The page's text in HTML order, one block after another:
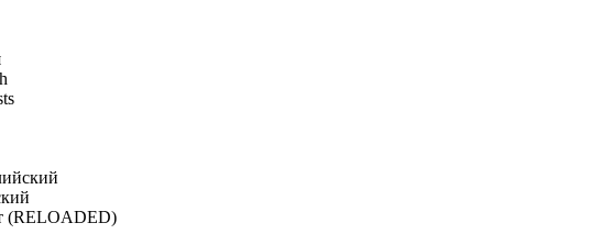
(RELOADED)